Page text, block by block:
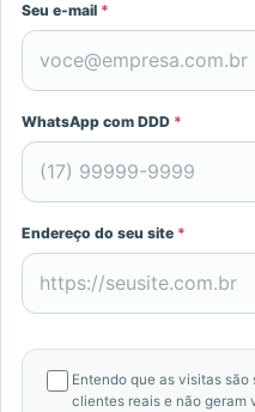
Seu e-mail *
WhatsApp com DDD *
Endereço do seu site *
Entendo que as visitas
clientes reais e não geram